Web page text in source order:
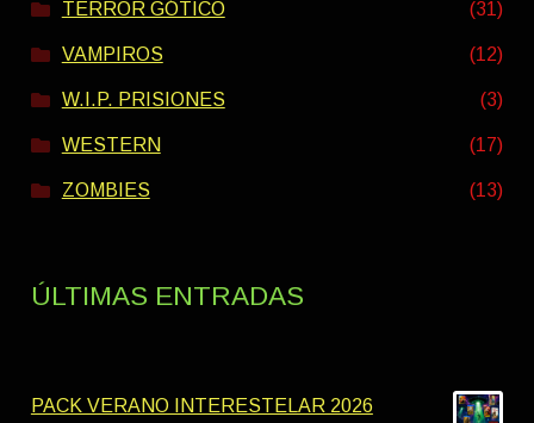
TERROR GÓTICO (31)
VAMPIROS (12)
W.I.P. PRISIONES (3)
WESTERN (17)
ZOMBIES (13)
ÚLTIMAS ENTRADAS
PACK VERANO INTERESTELAR 2026